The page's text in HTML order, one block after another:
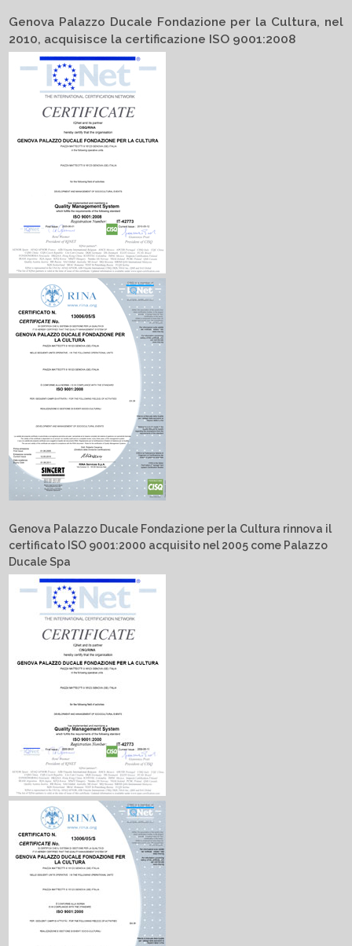
Genova Palazzo Ducale Fondazione per la Cultura, nel
2010, acquisisce la certificazione ISO 9001:2008
Genova Palazzo Ducale Fondazione per la Cultura rinnova il
certificato ISO 9001:2000 acquisito nel 2005 come Palazzo
Ducale Spa